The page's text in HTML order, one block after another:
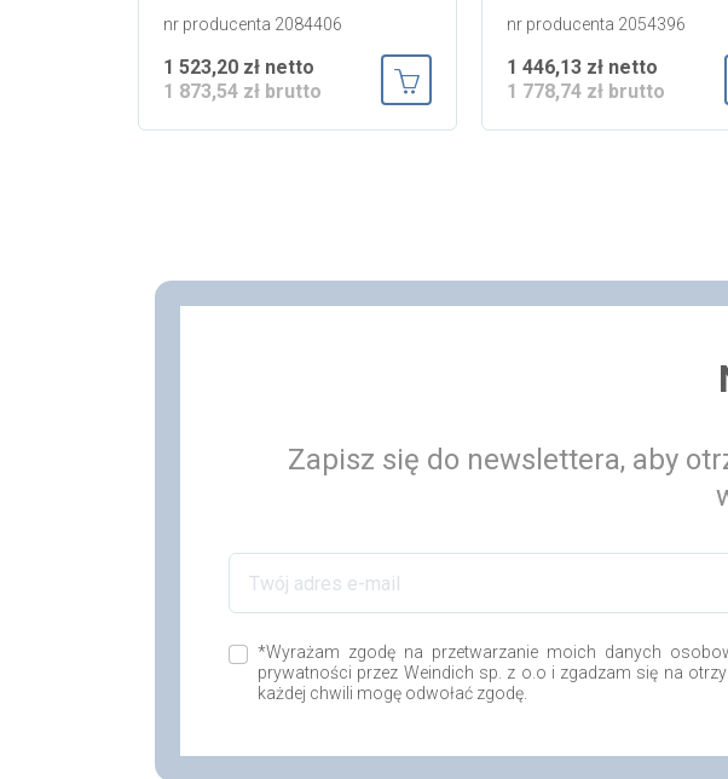
nr producenta 2084406
1 523,20 zł netto
1 873,54 zł brutto
nr producenta 2054396
1 446,13 zł netto
1 778,74 zł brutto
Zapisz się do newslettera, aby
*Wyrażam zgodę na przetwarzanie moich danych
prywatności przez Weindich sp. z o.o i zgadzam się na
każdej chwili mogę odwołać zgodę.